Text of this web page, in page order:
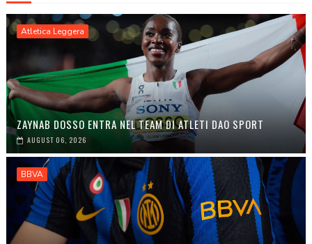
Atletica Leggera
ZAYNAB DOSSO ENTRA NEL TEAM DI ATLETI DAO SPORT
AUGUST 06, 2026
BBVA